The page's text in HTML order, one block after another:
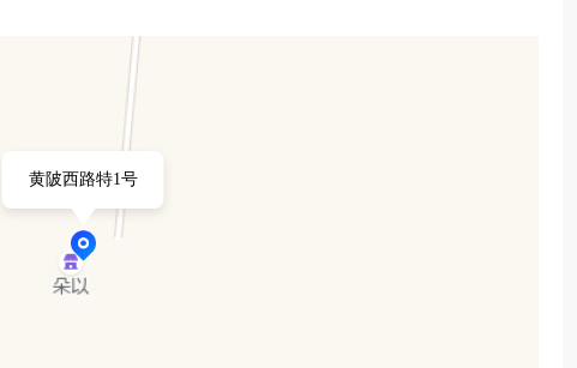
供便捷、及时的服务。无论是小型零售商还是大型餐饮企业，我们
户至上的理念，不断努力提升自身实力，在雪花啤酒和粮油批发销
黄陂西路特1号